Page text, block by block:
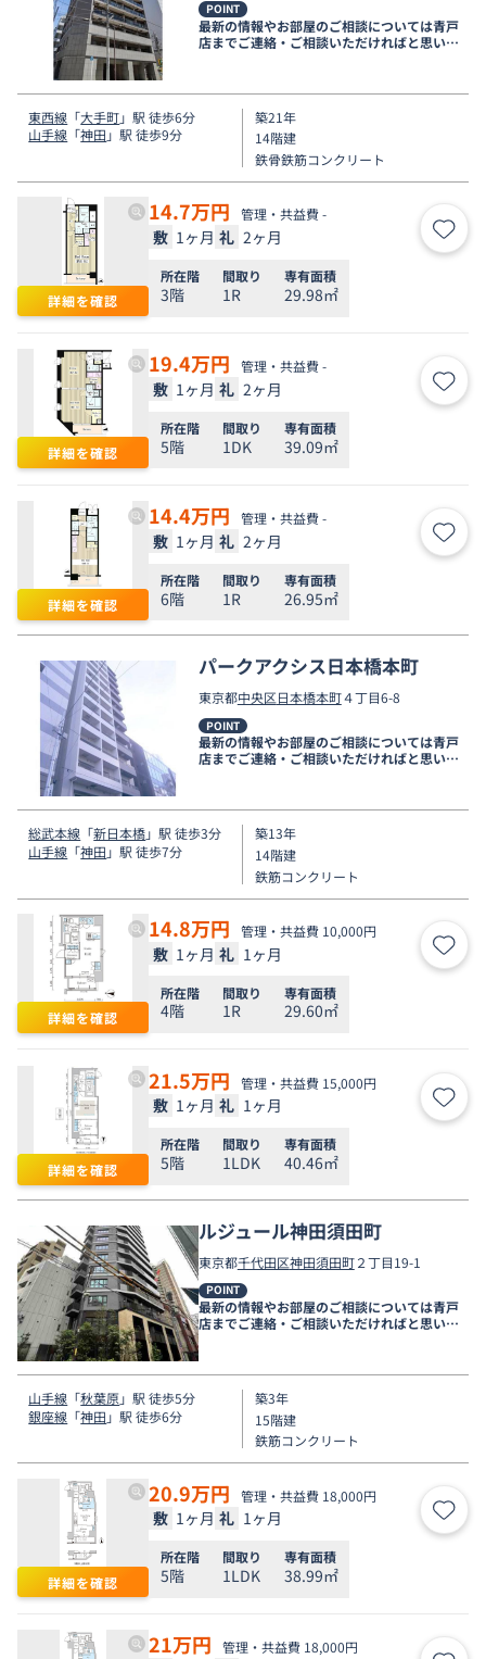
POINT
最新の情報やお部屋のご相談については青戸
店までご連絡・ご相談いただければと思いま
東西線 「大手町」駅 徒歩6分
山手線 「神田 」駅 徒歩9分
築21年
14階建
鉄骨鉄筋コンクリート
詳細を確認
14.7万円 管理・共益費 -
敷 1ヶ月 礼 2ヶ月 お気
所在階
3階
間取り
1R
専有面積
29.98㎡
詳細を確認
19.4万円 管理・共益費 -
敷 1ヶ月 礼 2ヶ月 お気
所在階
5階
間取り
1DK
専有面積
39.09㎡
詳細を確認
14.4万円 管理・共益費 -
敷 1ヶ月 礼 2ヶ月 お気
所在階
6階
間取り
1R
専有面積
26.95㎡
パークアクシス日本橋本町
東京都中央区日本橋本町４丁目6-8
POINT
最新の情報やお部屋のご相談については青戸
店までご連絡・ご相談いただければと思いま
総武本線 「新日本橋」駅 徒歩3分
山手線 「神田 」駅 徒歩7分
築13年
14階建
鉄筋コンクリート
詳細を確認
14.8万円 管理・共益費 10,000円
敷 1ヶ月 礼 1ヶ月 お気
所在階
4階
間取り
1R
専有面積
29.60㎡
詳細を確認
21.5万円 管理・共益費 15,000円
敷 1ヶ月 礼 1ヶ月 お気
所在階
5階
間取り
1LDK
専有面積
40.46㎡
ルジュール神田須田町
東京都千代田区神田須田町２丁目19-1
POINT
最新の情報やお部屋のご相談については青戸
店までご連絡・ご相談いただければと思いま
す。
山手線 「秋葉原」駅 徒歩5分
銀座線 「神田 」駅 徒歩6分
築3年
15階建
鉄筋コンクリート
詳細を確認
20.9万円 管理・共益費 18,000円
敷 1ヶ月 礼 1ヶ月 お気
所在階
5階
間取り
1LDK
専有面積
38.99㎡
21万円 管理・共益費 18,000円